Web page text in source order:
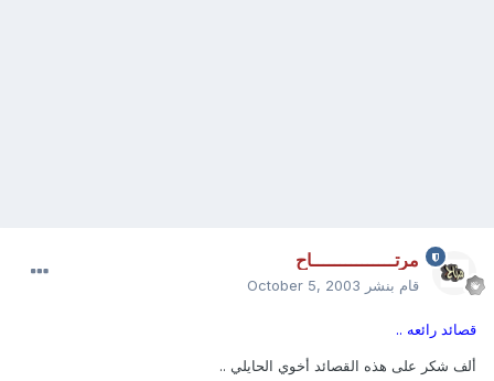
مرتـــــــــــــــاح
قام بنشر October 5, 2003
قصائد رائعه ..
ألف شكر على هذه القصائد أخوي الحايلي ..